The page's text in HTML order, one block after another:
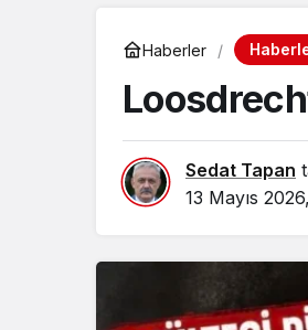
Haberler
Sedat Tapan
13 Mayıs